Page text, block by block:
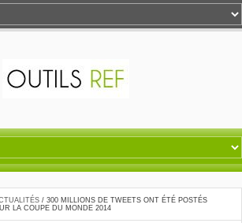
/ 300 MILLIONS DE TWEETS ONT ÉTÉ POSTÉS
LA COUPE DU MONDE 2014